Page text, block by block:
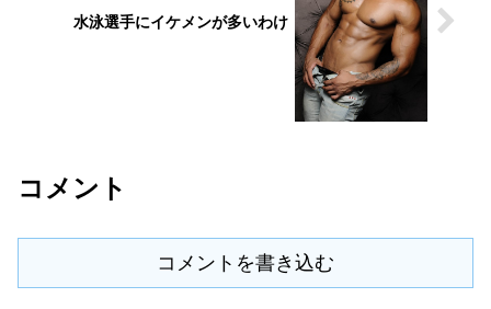
水泳選手にイケメンが多いわけ
コメント
コメントを書き込む